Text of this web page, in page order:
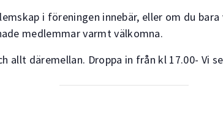
i föreningen innebär, eller om du bara
medlemmar varmt välkomna.
däremellan. Droppa in från kl 17.00- Vi